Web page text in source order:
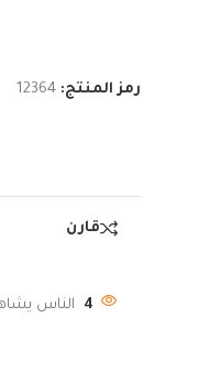
رمز المنتج: 12364
قارن
4 الناس